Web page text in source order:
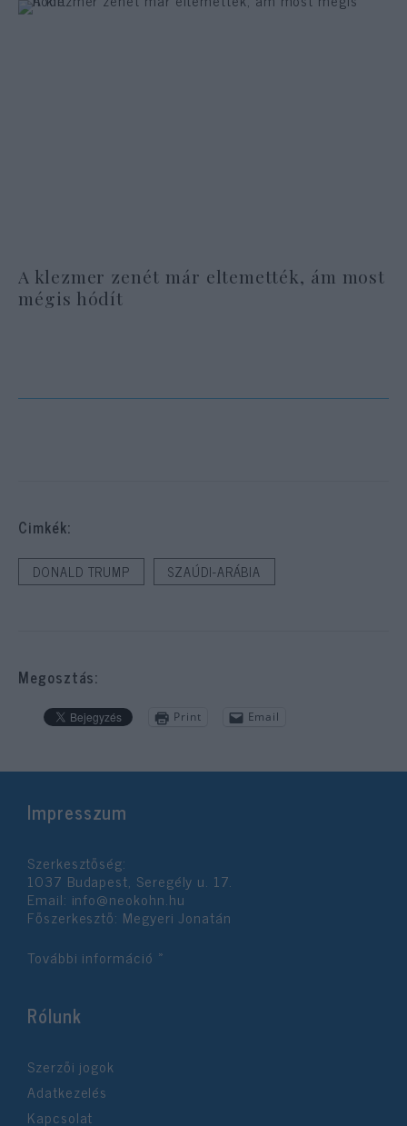
A klezmer zenét már eltemették, ám most
mégis hódít
Cimkék:
DONALD TRUMP SZAÚDI-ARÁBIA
Megosztás:
Print Email
Impresszum
Szerkesztőség:
1037 Budapest, Seregély u. 17.
Email: info@neokohn.hu
Főszerkesztő: Megyeri Jonatán
További információ »
Rólunk
Szerzői jogok
Adatkezelés
Kapcsolat